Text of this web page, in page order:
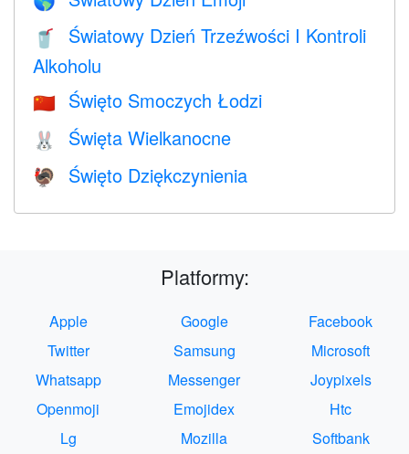
🥤
Światowy Dzień Trzeźwości I Kontroli
Alkoholu
🇨🇳 Święto Smoczych Łodzi
🐰 Święta Wielkanocne
🦃 Święto Dziękczynienia
Platformy:
Apple Google
Facebook
Twitter
Samsung
Microsoft
Whatsapp
Messenger
Joypixels
Openmoji
Emojidex
Htc
Lg
Mozilla
Softbank